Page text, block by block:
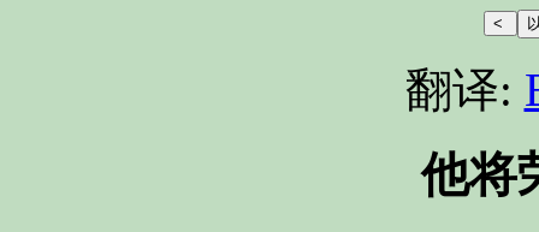
翻译:
他将